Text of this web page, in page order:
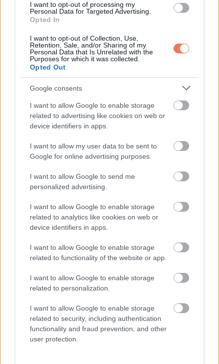
I want to opt-out of processing my
Personal Data for Targeted Advertising.
Opted In
I want to opt-out of Collection, Use,
Retention, Sale, and/or Sharing of my
Personal Data that Is Unrelated with the
Purposes for which it was collected.
Opted Out
Google consents
I want to allow Google to enable storage
related to advertising like cookies on web or
device identifiers in apps.
I want to allow my user data to be sent to
Google for online advertising purposes.
I want to allow Google to send me
personalized advertising.
I want to allow Google to enable storage
related to analytics like cookies on web or
device identifiers in apps.
I want to allow Google to enable storage
related to functionality of the website or app.
I want to allow Google to enable storage
related to personalization.
I want to allow Google to enable storage
related to security, including authentication
functionality and fraud prevention, and other
user protection.
azonnal oda kell adnom valaki másnak.
A nővér odahajolt. „Kisfiú” – suttogta.
Egy pillanatra láttam. Apró volt és rózsaszín, tökéletes.
Az ujjai úgy görbültek, mint Davidé szoktak alvás közben.
Aztán elvitték.
Némán feküdtem, patakzottak a könnyeim, üres volt a karom.
Pár óra múlva Lena bejött a szobába. Egy borítékot tett az
„Rendezve van” – mondta halkan. „Anyagi gondja nem lesz.”
„Csak mondja meg” – suttogtam –, „jól van?”
semmilyen kapcsolatot ne keressen. Soha.”
A levél
David állapota újra romlott. Az orvos szerint a kezelések már
nem hatottak.